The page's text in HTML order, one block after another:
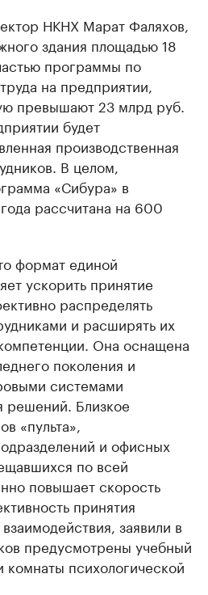
НКНХ Марат Фаляхов,
здания площадью 18
программы по
на предприятии,
превышают 23 млрд руб.
будет
производственная
В целом,
«Сибура» в
рассчитана на 600
формат единой
ускорить принятие
распределять
и расширять их
Она оснащена
поколения и
системами
решений. Близкое
«пульта»,
и офисных
по всей
повышает скорость
принятия
заявили в
предусмотрены учебный
комнаты психологической